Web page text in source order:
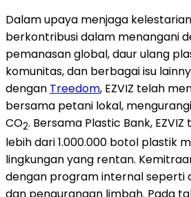
Dalam upaya menjaga
berkontribusi dalam menangani
pemanasan global, daur ulang
komunitas, dan berbagai isu
dengan Treedom, EZVIZ telah
bersama petani lokal,
CO2. Bersama Plastic Bank,
lebih dari 1.000.000 botol plastik
lingkungan yang rentan.
dengan program internal seperti